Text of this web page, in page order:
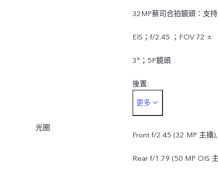
32MP蔡司合拍鏡頭：支持
EIS；f/2.45 ；FOV 72 ±
3°；5P鏡頭
後置:
50MP 蔡司OIS主攝：支持
OIS；f/1.79；FOV 79 ±
3°；5P鏡頭
更多
光圈
Front f/2.45 (32 MP 主攝),
Rear f/1.79 (50 MP OIS